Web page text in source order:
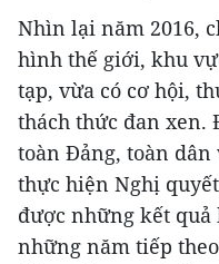
Nhìn lại năm 2016,
hình thế giới, khu
tạp, vừa có cơ hội,
thách thức đan xen.
toàn Đảng, toàn
thực hiện Nghị
được những kết
những năm tiếp